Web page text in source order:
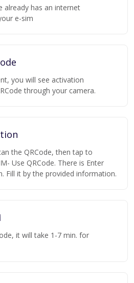
already has an internet
e-sim
you will see activation
through your camera.
the QRCode, then tap to
Use QRCode. There is Enter
Fill it by the provided information.
it will take 1-7 min. for